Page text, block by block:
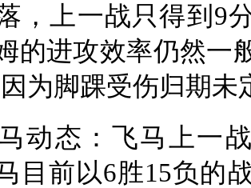
，上一战只得到9
的进攻效率仍然一
为脚踝受伤归期未
态：飞马上一战
目前以6胜15负的